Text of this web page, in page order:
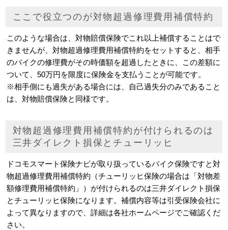
ここで役立つのが対物超過修理費用補償特約
このような場合は、対物賠償保険でこれ以上補償することはで
きませんが、対物超過修理費用補償特約をセットすると、相手
のバイクの修理費がその時価額を超過したときに、この差額に
ついて、50万円を限度に保険金を支払うことが可能です。
※相手側にも過失がある場合には、自己過失分のみであること
は、対物賠償保険と同様です。
対物超過修理費用補償特約が付けられるのは
三井ダイレクト損保とチューリッヒ
ドコモスマート保険ナビが取り扱っているバイク保険ですと対
物超過修理費用補償特約（チューリッヒ保険の場合は「対物差
額修理費用補償特約」）が付けられるのは三井ダイレクト損保
とチューリッヒ保険になります。補償内容等は引受保険会社に
よって異なりますので、詳細は各社ホームページでご確認くだ
さい。